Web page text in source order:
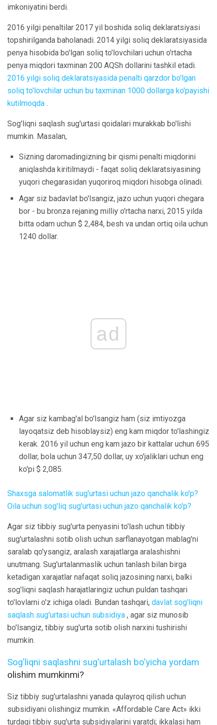
imkoniyatini berdi.
2016 yilgi penaltilar 2017 yil boshida soliq deklaratsiyasi
topshirilganda baholanadi. 2014 yilgi soliq deklaratsiyasida
penya hisobida bo'lgan soliq to'lovchilari uchun o'rtacha
penya miqdori taxminan 200 AQSh dollarini tashkil etadi.
2016 yilgi soliq deklaratsiyasida penalti qarzdor bo'lgan
soliq to'lovchilar uchun bu taxminan 1000 dollarga ko'payishi
kutilmoqda .
Sog'liqni saqlash sug'urtasi qoidalari murakkab bo'lishi
mumkin. Masalan,
Sizning daromadingizning bir qismi penalti miqdorini
aniqlashda kiritilmaydi - faqat soliq deklaratsiyasining
yuqori chegarasidan yuqoriroq miqdori hisobga olinadi.
Agar siz badavlat bo'lsangiz, jazo uchun yuqori chegara
bor - bu bronza rejaning milliy o'rtacha narxi, 2015 yilda
bitta odam uchun $ 2,484, besh va undan ortiq oila uchun
1240 dollar.
ad
Agar siz kambag'al bo'lsangiz ham (siz imtiyozga
layoqatsiz deb hisoblaysiz) eng kam miqdor to'lashingiz
kerak. 2016 yil uchun eng kam jazo bir kattalar uchun 695
dollar, bola uchun 347,50 dollar, uy xo'jaliklari uchun eng
ko'pi $ 2,085.
Shaxsga salomatlik sug'urtasi uchun jazo qanchalik ko'p?
Oila uchun sog'liq sug'urtasi uchun jazo qanchalik ko'p?
Agar siz tibbiy sug'urta penyasini to'lash uchun tibbiy
sug'urtalashni sotib olish uchun sarflanayotgan mablag'ni
saralab qo'ysangiz, aralash xarajatlarga aralashishni
unutmang. Sug'urtalanmaslik uchun tanlash bilan birga
ketadigan xarajatlar nafaqat soliq jazosining narxi, balki
sog'liqni saqlash harajatlaringiz uchun puldan tashqari
to'lovlarni o'z ichiga oladi. Bundan tashqari, davlat sog'liqni
saqlash sug'urtasi uchun subsidiya , agar siz munosib
bo'lsangiz, tibbiy sug'urta sotib olish narxini tushirishi
mumkin.
Sog'liqni saqlashni sug'urtalash bo'yicha yordam
olishim mumkinmi?
Siz tibbiy sug'urtalashni yanada qulayroq qilish uchun
subsidiyani olishingiz mumkin. «Affordable Care Act» ikki
turdagi tibbiy sug'urta subsidiyalarini yaratdi; ikkalasi ham